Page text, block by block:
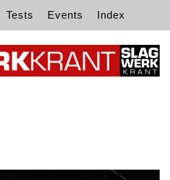
Tests Events Index